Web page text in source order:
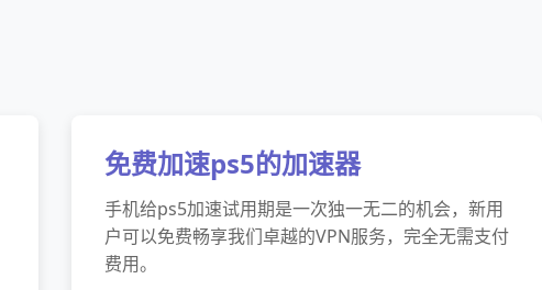
免费加速ps5的加速器
手机给ps5加速试用期是一次独一无二的机会，新用
户可以免费畅享我们卓越的VPN服务，完全无需支付
费用。